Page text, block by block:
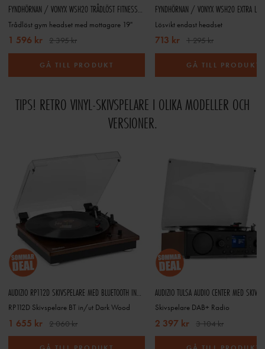
FYNDHÖRNAN / VONYX WSH20 TRÅDLÖST FITNESSHEADSET MED RACKMONTERBAR UHF-MOTTAGARE
Trådlöst gym headset med mottagare 19"
1 596 kr 2 395 kr
GÅ TILL PRODUKT
Lösvikt endast headset
713 kr 1 295 kr
GÅ TILL PRODUKT
TIPS! RETRO VINYL-SKIVSPELARE I OLIKA MODELLER OCH
VERSIONER.
AUDIZIO RP112D SKIVSPELARE MED BLUETOOTH IN/OUT OCH INBYGGDA HÖGTALARE - DARKWOOD
RP112D Skivspelare BT in/ut Dark Wood
1 655 kr 2 060 kr
Skivspelare DAB+ Radio
2 397 kr 3 104 kr